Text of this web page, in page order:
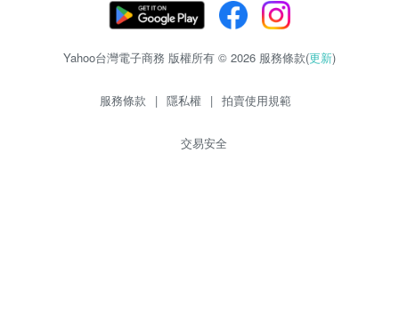
Yahoo台灣電子商務 版權所有 © 2026 服務條款(更新)
服務條款 | 隱私權 | 拍賣使用規範
交易安全